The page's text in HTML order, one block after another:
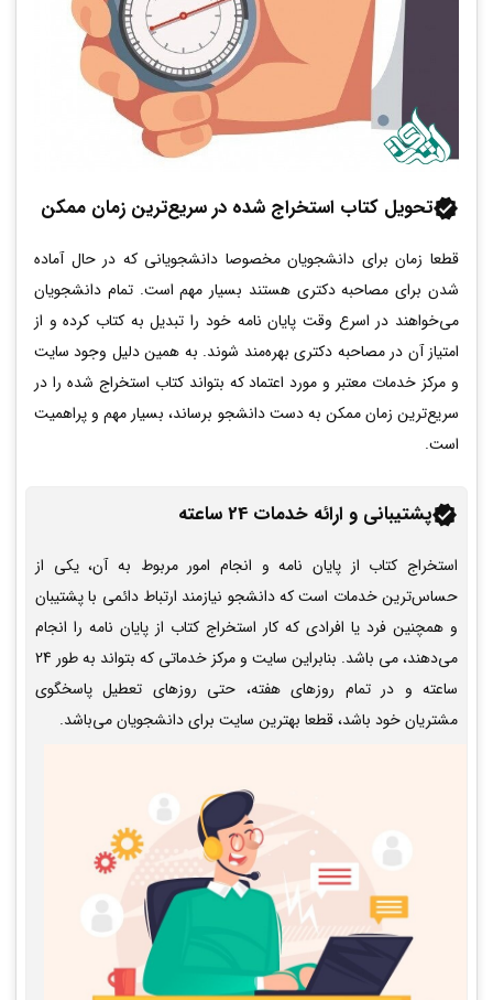
تحویل کتاب استخراج شده در سریع‌ترین زمان ممکن
قطعا زمان برای دانشجویان مخصوصا دانشجویانی که در حال آماده
شدن برای مصاحبه دکتری هستند بسیار مهم است. تمام دانشجویان
می‌خواهند در اسرع وقت پایان نامه خود را تبدیل به کتاب کرده و از
امتیاز آن در مصاحبه دکتری بهره‌مند شوند. به همین دلیل وجود سایت
و مرکز خدمات معتبر و مورد اعتماد که بتواند کتاب استخراج شده را در
سریع‌ترین زمان ممکن به دست دانشجو برساند، بسیار مهم و پراهمیت
است.
پشتیبانی و ارائه خدمات 24 ساعته
استخراج کتاب از پایان نامه و انجام امور مربوط به آن، یکی از
حساس‌ترین خدمات است که دانشجو نیازمند ارتباط دائمی با پشتیبان
و همچنین فرد یا افرادی که کار استخراج کتاب از پایان نامه را انجام
می‌دهند، می باشد. بنابراین سایت و مرکز خدماتی که بتواند به طور 24
ساعته و در تمام روزهای هفته، حتی روزهای تعطیل پاسخگوی
مشتریان خود باشد، قطعا بهترین سایت برای دانشجویان می‌باشد.